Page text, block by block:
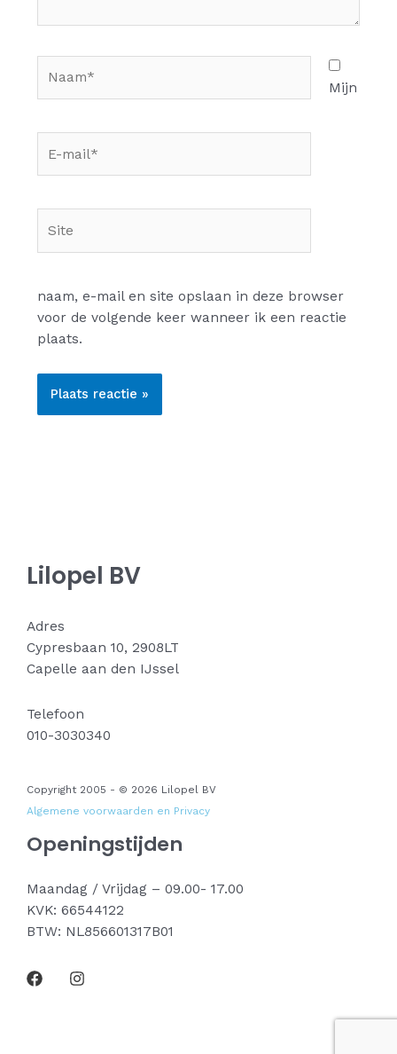
mail*
Mijn
naam, e-mail en site opslaan in deze browser
voor de volgende keer wanneer ik een reactie
plaats.
Lilopel BV
Adres
Cypresbaan 10, 2908LT
Capelle aan den IJssel
Telefoon
010-3030340
Copyright 2005 - © 2026 Lilopel BV
Algemene voorwaarden en Privacy
Openingstijden
Maandag / Vrijdag – 09.00- 17.00
KVK: 66544122
BTW: NL856601317B01